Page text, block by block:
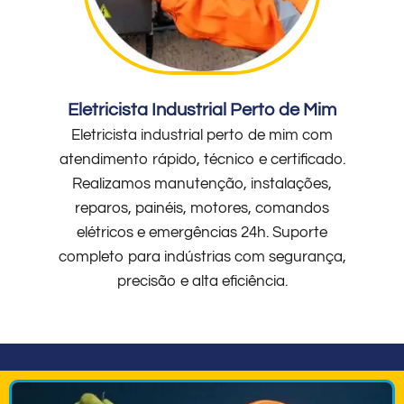
Eletricista Industrial Perto de Mim
Eletricista industrial perto de mim com
atendimento rápido, técnico e certificado.
Realizamos manutenção, instalações,
reparos, painéis, motores, comandos
elétricos e emergências 24h. Suporte
completo para indústrias com segurança,
precisão e alta eficiência.